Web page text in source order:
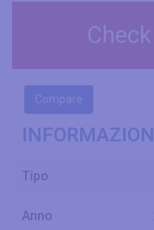
Compare
Tipo
Anno